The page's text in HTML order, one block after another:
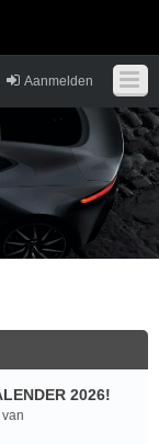
Aanmelden
2026!